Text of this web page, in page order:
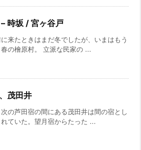
時坂 / 宮ヶ谷戸
来たときはまだ冬でしたが、いまはもう
の檜原村。 立派な民家の ...
茂田井
の芦田宿の間にある茂田井は間の宿とし
ていた。望月宿からたった ...